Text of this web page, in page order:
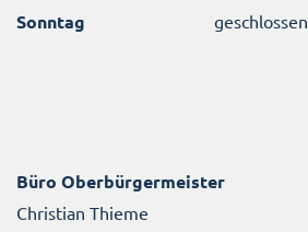
Sonntag geschlossen
Büro Oberbürgermeister
Christian Thieme